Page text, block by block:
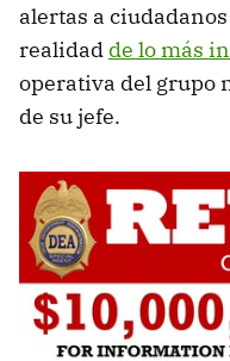
alertas a
realidad de lo más
operativa del grupo
de su jefe.